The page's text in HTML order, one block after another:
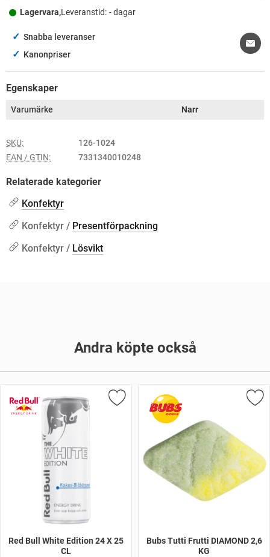
Lagervara,Leveranstid: - dagar
✓ Snabba leveranser
✓ Kanonpriser
Egenskaper
Varumärke Narr
SKU:
126-1024
EAN / GTIN:
7331340010248
Relaterade kategorier
Konfektyr
Konfektyr / Presentförpackning
Konfektyr / Lösvikt
Andra köpte också
Red Bull White Edition 24 X 25
CL
Bubs Tutti Frutti DIAMOND 2,6
KG